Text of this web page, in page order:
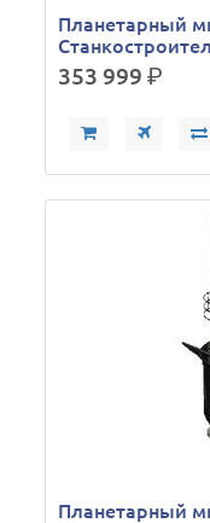
Планетарный
353 999р.
Планетарный